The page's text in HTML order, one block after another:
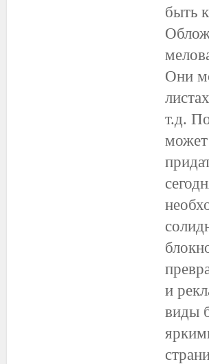
быть
Они
т.д.
может
и
виды